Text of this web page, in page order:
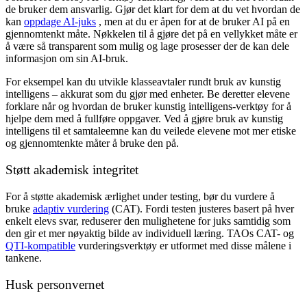
de bruker dem ansvarlig. Gjør det klart for dem at du vet hvordan de
kan oppdage AI-juks , men at du er åpen for at de bruker AI på en
gjennomtenkt måte. Nøkkelen til å gjøre det på en vellykket måte er
å være så transparent som mulig og lage prosesser der de kan dele
informasjon om sin AI-bruk.
For eksempel kan du utvikle klasseavtaler rundt bruk av kunstig
intelligens – akkurat som du gjør med enheter. Be deretter elevene
forklare når og hvordan de bruker kunstig intelligens-verktøy for å
hjelpe dem med å fullføre oppgaver. Ved å gjøre bruk av kunstig
intelligens til et samtaleemne kan du veilede elevene mot mer etiske
og gjennomtenkte måter å bruke den på.
Støtt akademisk integritet
For å støtte akademisk ærlighet under testing, bør du vurdere å
bruke adaptiv vurdering (CAT). Fordi testen justeres basert på hver
enkelt elevs svar, reduserer den mulighetene for juks samtidig som
den gir et mer nøyaktig bilde av individuell læring. TAOs CAT- og
QTI-kompatible vurderingsverktøy er utformet med disse målene i
tankene.
Husk personvernet